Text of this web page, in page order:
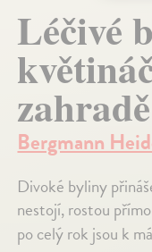
Léčivé
Bergmann
Divoké byliny
nestojí, rostou
po celý rok jsou k